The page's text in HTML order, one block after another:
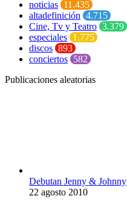
noticias 11.435
altadefinición 4.715
Cine, Tv y Teatro 3.379
especiales 1.775
discos 893
conciertos 582
Publicaciones aleatorias
Debutan Jenny & Johnny
22 agosto 2010